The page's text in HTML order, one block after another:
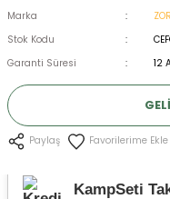
Marka
Stok Kodu
Garanti Süresi
12
Paylaş
KampSeti